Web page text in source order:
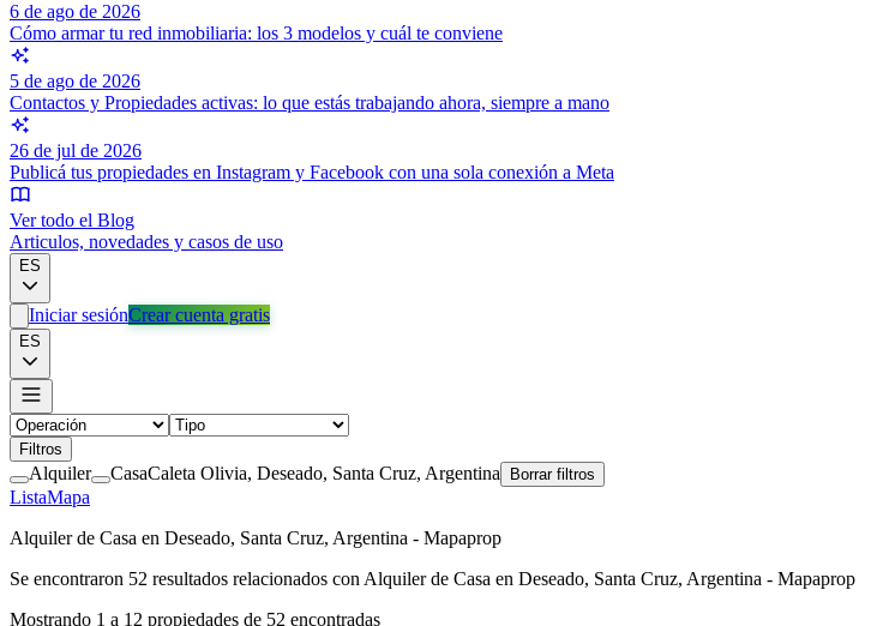
6 de ago de 2026
Cómo armar tu red inmobiliaria: los 3 modelos y cuál te conviene
5 de ago de 2026
Contactos y Propiedades activas: lo que estás trabajando ahora, siempre a mano
26 de jul de 2026
Publicá tus propiedades en Instagram y Facebook con una sola conexión a Meta
Ver todo el Blog
Articulos, novedades y casos de uso
ES
Iniciar sesiónCrear cuenta gratis
ES
Filtros
Alquiler CasaCaleta Olivia, Deseado, Santa Cruz, Argentina Borrar filtros
ListaMapa
Alquiler de Casa en Deseado, Santa Cruz, Argentina - Mapaprop
Se encontraron 52 resultados relacionados con Alquiler de Casa en Deseado, Santa Cruz, Argentina - Mapaprop
Mostrando 1 a 12 propiedades de 52 encontradas